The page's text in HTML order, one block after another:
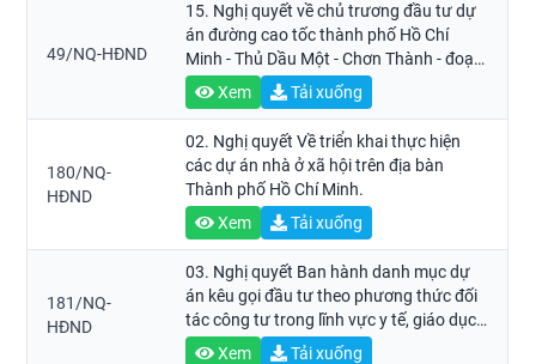
49/NQ-HĐND
15. Nghị quyết về chủ trương đầu tư dự
án đường cao tốc thành phố Hồ Chí
Minh - Thủ Dầu Một - Chơn Thành - đoạn
qua tỉnh Bình Dương theo phương thức
đối tác công tư (PPP)
Xem Tải xuống
180/NQ-
HĐND
02. Nghị quyết Về triển khai thực hiện
các dự án nhà ở xã hội trên địa bàn
Thành phố Hồ Chí Minh.
Xem
Tải xuống
181/NQ-
HĐND
03. Nghị quyết Ban hành danh mục dự
án kêu gọi đầu tư theo phương thức đối
tác công tư trong lĩnh vực y tế, giáo dục -
đào tạo, thể thao và văn hóa.
Xem Tải xuống